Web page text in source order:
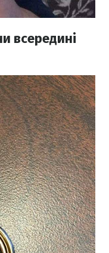
всередині